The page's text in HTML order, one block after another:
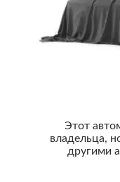
Этот
владельца,
другими